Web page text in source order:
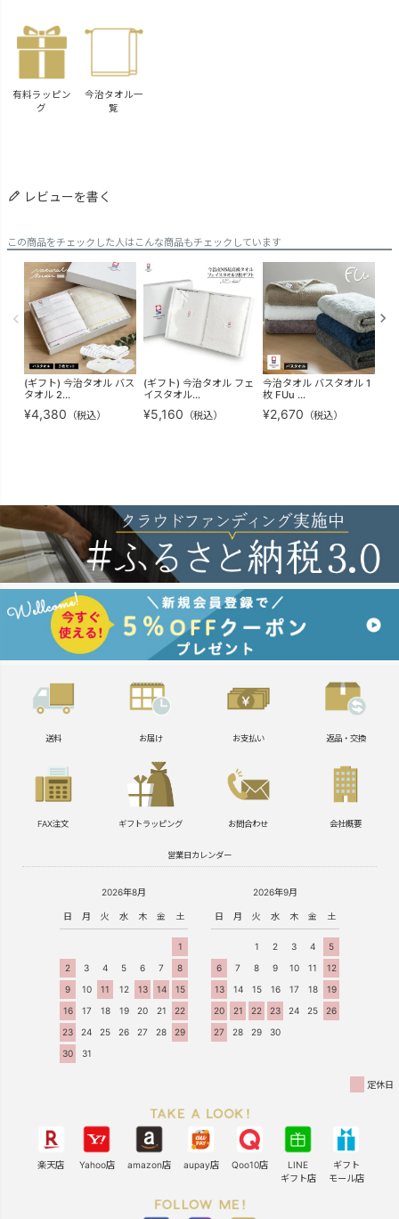
有料ラッピン
グ
今治タオル一
覧
レビューを書く
この商品をチェックした人はこんな商品もチェックしています
(ギフト) 今治タオル バス
タオル 2...
¥4,380 （税込）
(ギフト) 今治タオル フェ
イスタオル...
¥5,160 （税込）
今治タオル バスタオル 1
枚 FUu ...
¥2,670 （税込）
送料 お届け お支払い 返品・交換
FAX注文 ギフトラッピング お問合わせ 会社概要
営業日カレンダー
2026年8月
日 月 火 水 木 金 土
1
2
3 4 5 6 7
8
9
10 11 12 13 14
15
16
17 18 19 20 21
22
23
24 25 26 27 28
29
30
31
2026年9月
日 月 火 水 木 金 土
1 2 3 4
5
6
7 8 9 10 11
12
13
14 15 16 17 18
19
20
21 22 23 24 25
26
27
28 29 30
定休日
楽天店 Yahoo店 amazon店 aupay店 Qoo10店
LINE
ギフト店
ギフト
モール店